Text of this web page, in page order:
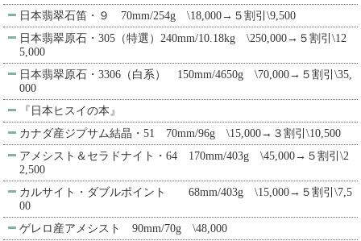
日本翡翠石笛・９ 70mm/254g \18,000→５割引\9,500
日本翡翠原石・305（特選）240mm/10.18kg \250,000→５割引\12
5,000
日本翡翠原石・3306（白系） 150mm/4650g \70,000→５割引\35,
000
『日本ヒスイの本』
カナダ産ジプサム結晶・51 70mm/96g \15,000→３割引\10,500
アメシスト＆セラドナイト・64 170mm/403g \45,000→５割引\2
2,500
カルサイト・ダブルポイント 68mm/403g \15,000→５割引\7,5
00
ゲレロ産アメシスト 90mm/70g \48,000